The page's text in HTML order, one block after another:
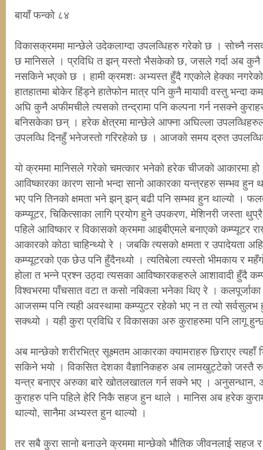
बायाँ फन्को ८४
विकासक्रममा मान्छेले उदेकलाग्दा उपलव्धिहरु गरेको छ । सोच्नै
छ मानिसले । प्रविधि त झन् यस्तो भैसकेको छ, जसले गर्दा अब कुनै
नसकिने भएको छ । हामी क्रमशः अभ्यस्त हुँदै गएकोले हेक्का नगरेको
हातहातमा बोकेर हिंड्ने हातेफोन मात्र पनि कुनै मायावी वस्तु
अघि कुनै अफीमचीले त्यसको तन्द्रामा पनि कल्पना गर्न नसक्ने
बनिसकेका छन् । हरेक क्षेत्रमा मान्छेले आफ्ना अघिल्ला
उपलव्धि दिनहुँ भनेजस्तो गरिरहेको छ । आजको समय द्रुत
यो क्रममा मानिसले गरेको चमत्कार भनेको हरेक चीजको आकारमा हो
आविष्कारका कारण सानो भन्दा सानो आकारका यन्त्रहरु सम्भव हुन
भए पनि तिनको क्षमता भने झन् झन् बढी पनि सम्भव हुन थाल्यो ।
कम्प्यूटर, चिकित्साका लागि प्रयोग हुने उपकरण, मेशिनरी जस्ता
पहिले आविष्कार र विकासको क्रममा आइबीएमले बनाएको कम्प्यूटर
आकारको कोठा चाहिन्थ्यो रे । जबकि त्यसको क्षमता र उपादेयता
कम्प्यूटरको एक छेउ पनि हुँदैनथ्यो । त्यतिबेला त्यस्तो भीमकाय र
होला त भन्ने प्रश्न उठ्दा त्यसका आविष्कारकहरुले आशावादी हुँदै
विश्वभरमा पाँचसात वटा त कसो नबिक्ला भनेका थिए रे ।
आजसम्म पनि त्यही अवस्थामा कम्प्युटर रहेको भए न त त्यो
सक्थ्यो । यही कुरा प्रविधि र विकासका अरु कुराहरुमा पनि लागू
अब मान्छेको शरीरभित्र सूक्ष्मतम आकारका क्यामराहरु छिराएर त्यहाँ
सकिने भयो । विकसित देशका वैज्ञानिकहरु अब लामखुट्टेको जस्तै
यन्त्र बनाएर अरुका बारे खोतलखातल गर्न सक्ने भए । अनुसन्धान,
कुराहरु पनि पहिले हेरि निकै सहज हुन थाले । मानिस अब हरेक
थाल्यो, सानैमा अभ्यस्त हुन थाल्यो ।
तर सबै कुरा सानो बनाउने क्रममा मान्छेको भौतिक जीवनलाई सहज